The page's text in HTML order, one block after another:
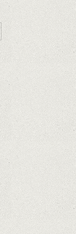
lună de
favoarea
pot instala pe
Kirin